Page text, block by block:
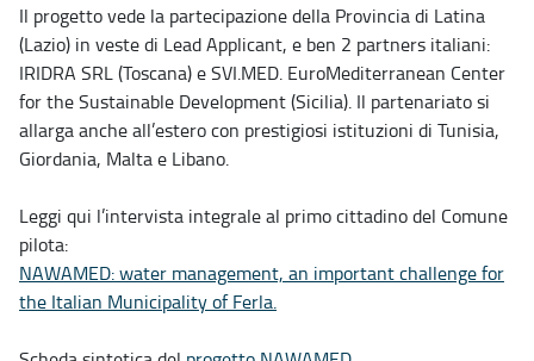
Il progetto vede la partecipazione della Provincia di Latina
(Lazio) in veste di Lead Applicant, e ben 2 partners italiani:
IRIDRA SRL (Toscana) e SVI.MED. EuroMediterranean Center
for the Sustainable Development (Sicilia). Il partenariato si
allarga anche all’estero con prestigiosi istituzioni di Tunisia,
Giordania, Malta e Libano.
Leggi qui l’intervista integrale al primo cittadino del Comune
pilota:
NAWAMED: water management, an important challenge for
the Italian Municipality of Ferla.